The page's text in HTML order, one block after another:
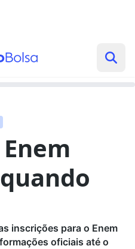
inscrições para o Enem
oficiais até o